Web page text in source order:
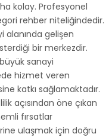
kolay. Profesyonel
rehber niteliğindedir.
gelişen
bir merkezdir.
sanayi
hizmet veren
katkı sağlamaktadır.
açısından öne çıkan
fırsatlar
ulaşmak için doğru